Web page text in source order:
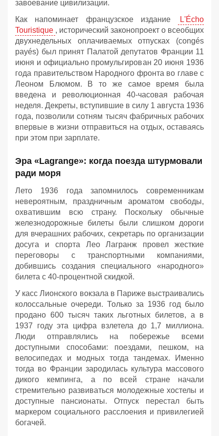
завоевание цивилизации.
Как напоминает французское издание
L'Écho
Touristique , исторический законопроект о всеобщих
двухнедельных оплачиваемых отпусках (congés
payés) был принят Палатой депутатов Франции 11
июня и официально промульгирован 20 июня 1936
года правительством Народного фронта во главе с
Леоном Блюмом. В то же самое время была
введена и революционная 40-часовая рабочая
неделя. Декреты, вступившие в силу 1 августа 1936
года, позволили сотням тысяч фабричных рабочих
впервые в жизни отправиться на отдых, оставаясь
при этом при зарплате.
Эра «Lagrange»: когда поезда штурмовали
ради моря
Лето 1936 года запомнилось современникам
невероятным, праздничным ароматом свободы,
охватившим всю страну. Поскольку обычные
железнодорожные билеты были слишком дороги
для вчерашних рабочих, секретарь по организации
досуга и спорта Лео Лагранж провел жесткие
переговоры с транспортными компаниями,
добившись создания специального «народного»
билета с 40-процентной скидкой.
У касс Лионского вокзала в Париже выстраивались
колоссальные очереди. Только за 1936 год было
продано 600 тысяч таких льготных билетов, а в
1937 году эта цифра взлетела до 1,7 миллиона.
Люди отправлялись на побережье всеми
доступными способами: поездами, пешком, на
велосипедах и модных тогда тандемах. Именно
тогда во Франции зародилась культура массового
дикого кемпинга, а по всей стране начали
стремительно развиваться молодежные хостелы и
доступные пансионаты. Отпуск перестал быть
маркером социального расслоения и привилегией
богачей.